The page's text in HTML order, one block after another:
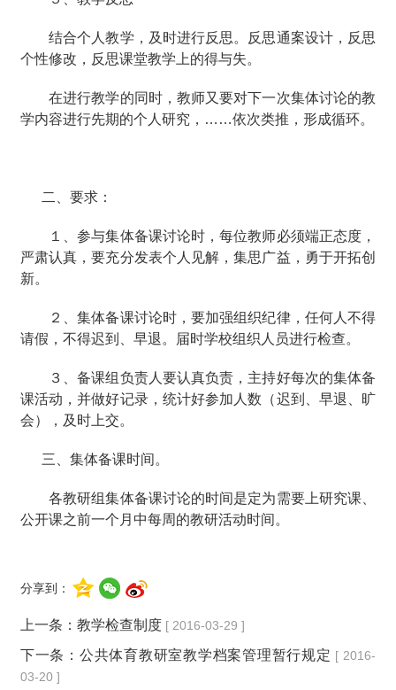
结合个人教学，及时进行反思。反思通案设计，反思
个性修改，反思课堂教学上的得与失。
在进行教学的同时，教师又要对下一次集体讨论的教
学内容进行先期的个人研究，……依次类推，形成循环。
二、要求：
１、参与集体备课讨论时，每位教师必须端正态度，
严肃认真，要充分发表个人见解，集思广益，勇于开拓创
新。
２、集体备课讨论时，要加强组织纪律，任何人不得
请假，不得迟到、早退。届时学校组织人员进行检查。
３、备课组负责人要认真负责，主持好每次的集体备
课活动，并做好记录，统计好参加人数（迟到、早退、旷
会），及时上交。
三、集体备课时间。
各教研组集体备课讨论的时间是定为需要上研究课、
公开课之前一个月中每周的教研活动时间。
分享到：
上一条： 教学检查制度 [ 2016-03-29 ]
下一条： 公共体育教研室教学档案管理暂行规定 [ 2016-
03-20 ]